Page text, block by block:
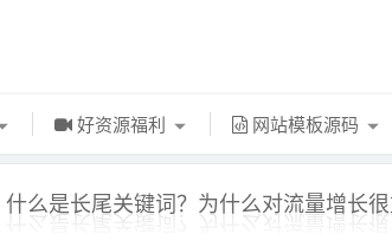
好资源福利 网站模板源码
什么是长尾关键词？为什么对流量增长很